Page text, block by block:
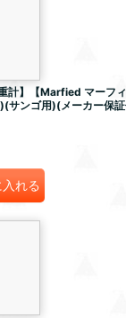
計】【Marfied マーフ
サンゴ用)(メーカー保
れる